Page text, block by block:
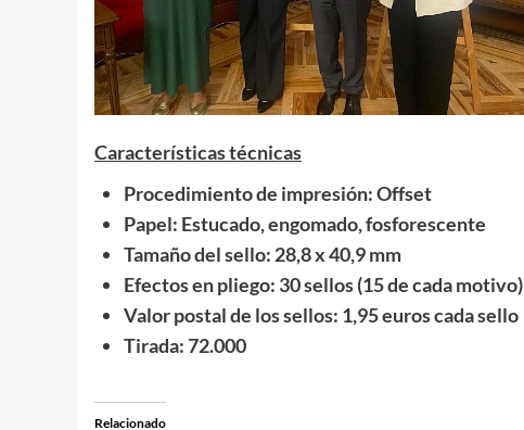
Características técnicas
Procedimiento de impresión: Offset
Papel: Estucado, engomado, fosforescente
Tamaño del sello: 28,8 x 40,9 mm
Efectos en pliego: 30 sellos (15 de cada motivo)
Valor postal de los sellos: 1,95 euros cada sello
Tirada: 72.000
Relacionado